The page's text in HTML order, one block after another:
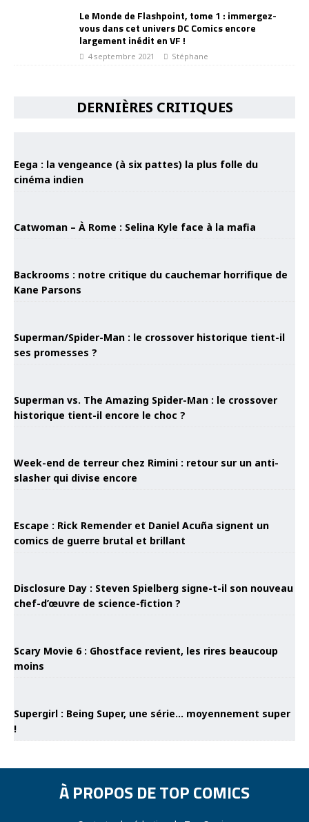
Le Monde de Flashpoint, tome 1 : immergez-
vous dans cet univers DC Comics encore
largement inédit en VF !
4 septembre 2021 Stéphane
DERNIÈRES CRITIQUES
Eega : la vengeance (à six pattes) la plus folle du
cinéma indien
Catwoman – À Rome : Selina Kyle face à la mafia
Backrooms : notre critique du cauchemar horrifique de
Kane Parsons
Superman/Spider-Man : le crossover historique tient-il
ses promesses ?
Superman vs. The Amazing Spider-Man : le crossover
historique tient-il encore le choc ?
Week-end de terreur chez Rimini : retour sur un anti-
slasher qui divise encore
Escape : Rick Remender et Daniel Acuña signent un
comics de guerre brutal et brillant
Disclosure Day : Steven Spielberg signe-t-il son nouveau
chef-d’œuvre de science-fiction ?
Scary Movie 6 : Ghostface revient, les rires beaucoup
moins
Supergirl : Being Super, une série… moyennement super
!
À PROPOS DE TOP COMICS